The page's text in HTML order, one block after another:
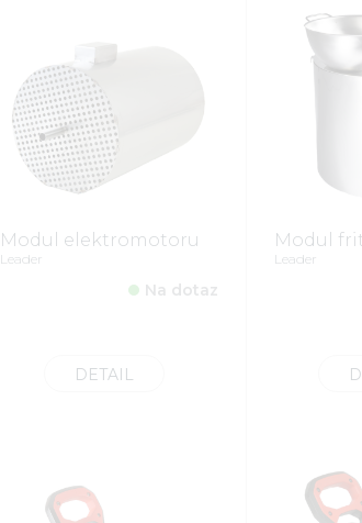
Modul elektromotoru
Leader
Na dotaz
DETAIL
Modul
Leader